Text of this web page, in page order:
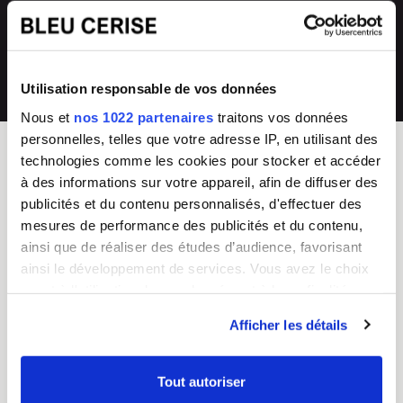
Utilisation responsable de vos données
Nous et nos 1022 partenaires traitons vos données
personnelles, telles que votre adresse IP, en utilisant des
technologies comme les cookies pour stocker et accéder
à des informations sur votre appareil, afin de diffuser des
publicités et du contenu personnalisés, d'effectuer des
mesures de performance des publicités et du contenu,
ainsi que de réaliser des études d’audience, favorisant
ainsi le développement de services. Vous avez le choix
tout moment en consultant la Déclaration relative aux
cookies ou en cliquant sur l'icône de confidentialité.
Afficher les détails
Tout autoriser
notre SAV 04 66 35 94 97
💰
Prix imbattables
les moins chers en France
BLEU CERISE
Enseigne Française
Service Client
Guides d'achat & FAQ
Du lundi au vendredi
8h - 17h
Sac Femme
Sac Homme
Junior/Enfant
Choisir un cadenas TSA